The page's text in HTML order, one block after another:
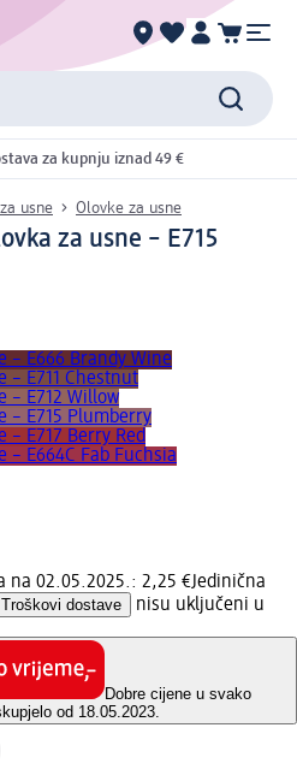
za kupnju iznad 49 €
usne Olovke za usne
za usne – E715
– E666 Brandy Wine
– E711 Chestnut
– E712 Willow
– E715 Plumberry
– E717 Berry Red
– E664C Fab Fuchsia
na 02.05.2025.: 2,25 €Jedinična
Troškovi dostave
nisu uključeni u
Dobre cijene u svako
od 18.05.2023.